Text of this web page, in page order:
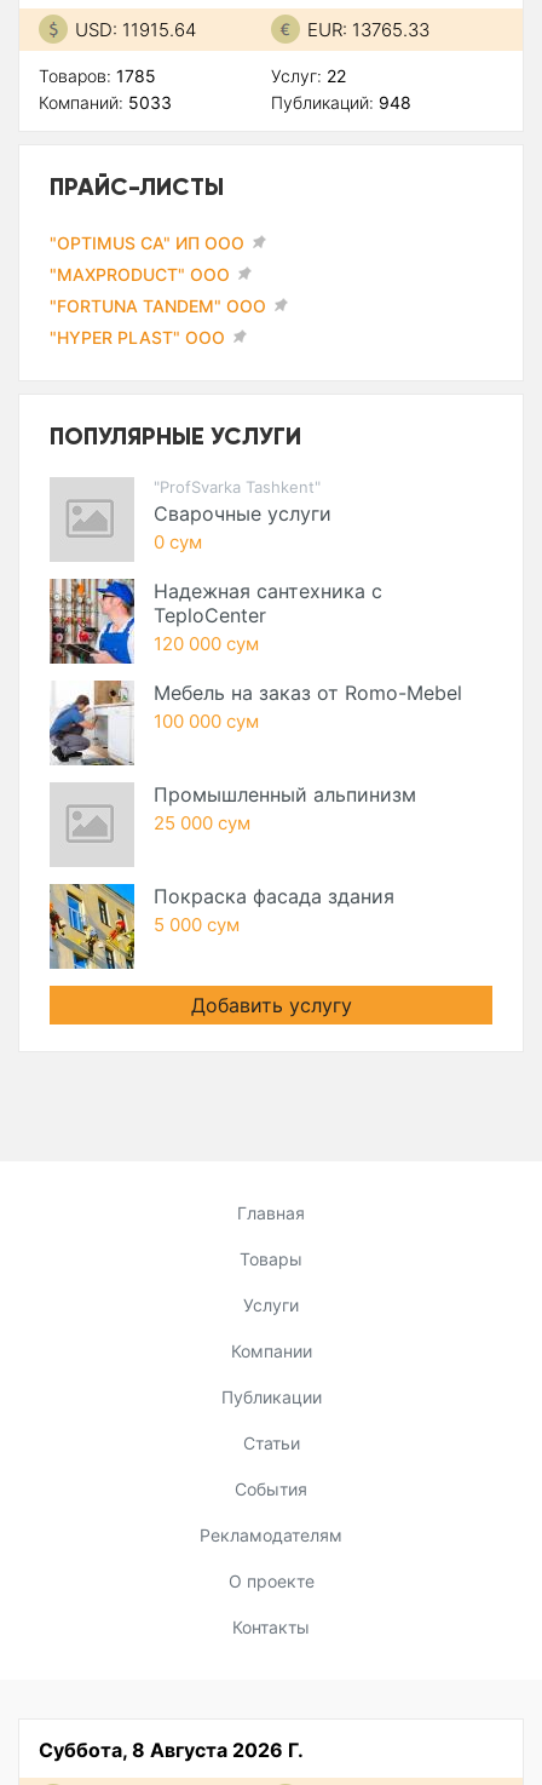
USD: 11915.64 EUR: 13765.33
Товаров: 1785
Компаний: 5033
Услуг: 22
Публикаций: 948
ПРАЙС-ЛИСТЫ
"OPTIMUS CA" ИП ООО
"MAXPRODUCT" ООО
"FORTUNA TANDEM" ООО
"HYPER PLAST" ООО
ПОПУЛЯРНЫЕ УСЛУГИ
"ProfSvarka Tashkent"
Сварочные услуги
0 сум
Надежная сантехника с
TeploCenter
120 000 сум
Мебель на заказ от Romo-Mebel
100 000 сум
Промышленный альпинизм
25 000 сум
Покраска фасада здания
5 000 сум
Добавить услугу
Главная
Товары
Услуги
Компании
Публикации
Статьи
События
Рекламодателям
О проекте
Контакты
Суббота, 8 Августа 2026 Г.